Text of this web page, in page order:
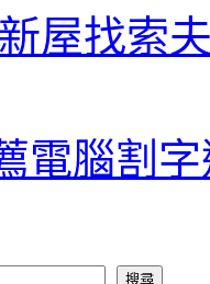
屋找索
電腦割
搜尋